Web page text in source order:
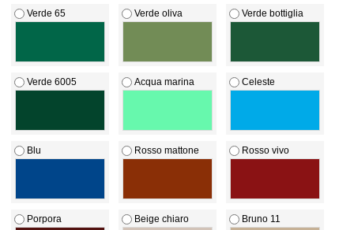
Verde 65 Verde oliva Verde bottiglia
Verde 6005 Acqua marina Celeste
Blu Rosso mattone Rosso vivo
Porpora Beige chiaro Bruno 11